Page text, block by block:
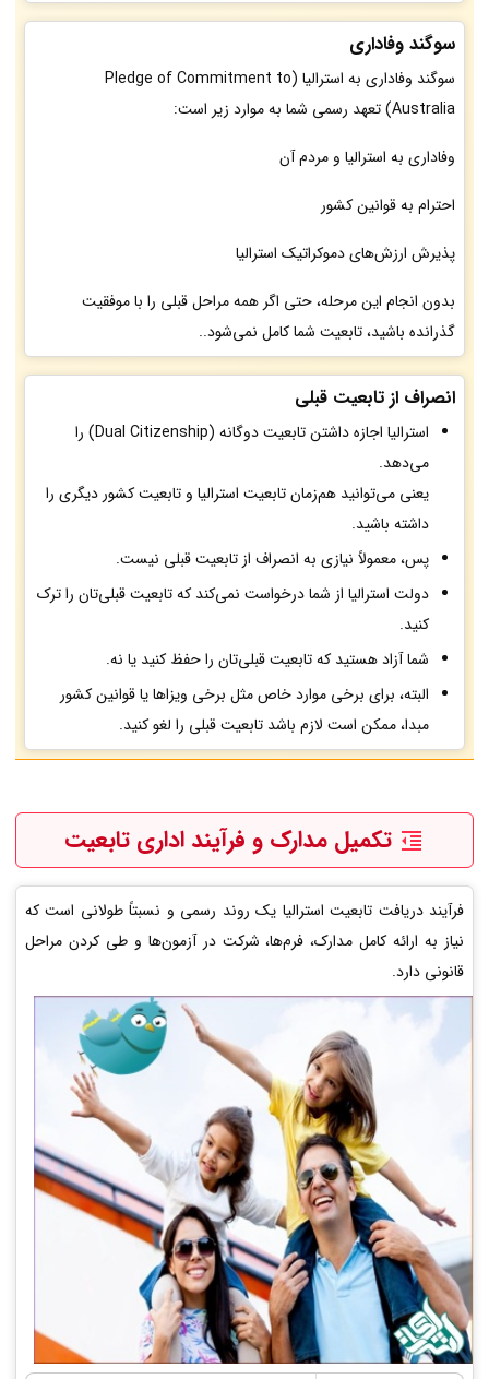
سوگند وفاداری
سوگند وفاداری به استرالیا (Pledge of Commitment to
Australia) تعهد رسمی شما به موارد زیر است:
وفاداری به استرالیا و مردم آن
احترام به قوانین کشور
پذیرش ارزش‌های دموکراتیک استرالیا
بدون انجام این مرحله، حتی اگر همه مراحل قبلی را با موفقیت
گذرانده باشید، تابعیت شما کامل نمی‌شود..
انصراف از تابعیت قبلی
استرالیا اجازه داشتن تابعیت دوگانه (Dual Citizenship) را
می‌دهد.
یعنی می‌توانید هم‌زمان تابعیت استرالیا و تابعیت کشور دیگری را
داشته باشید.
پس، معمولاً نیازی به انصراف از تابعیت قبلی نیست.
دولت استرالیا از شما درخواست نمی‌کند که تابعیت قبلی‌تان را ترک
کنید.
شما آزاد هستید که تابعیت قبلی‌تان را حفظ کنید یا نه.
البته، برای برخی موارد خاص مثل برخی ویزاها یا قوانین کشور
مبدا، ممکن است لازم باشد تابعیت قبلی را لغو کنید.
تکمیل مدارک و فرآیند اداری تابعیت
فرآیند دریافت تابعیت استرالیا یک روند رسمی و نسبتاً طولانی است که
نیاز به ارائه کامل مدارک، فرم‌ها، شرکت در آزمون‌ها و طی کردن مراحل
قانونی دارد.